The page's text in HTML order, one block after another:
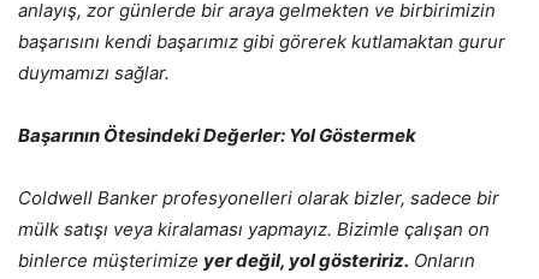
anlayış, zor günlerde bir araya gelmekten ve birbirimizin
başarısını kendi başarımız gibi görerek kutlamaktan gurur
duymamızı sağlar.
Başarının Ötesindeki Değerler: Yol Göstermek
Coldwell Banker profesyonelleri olarak bizler, sadece bir
mülk satışı veya kiralaması yapmayız. Bizimle çalışan on
binlerce müşterimize yer değil, yol gösteririz. Onların